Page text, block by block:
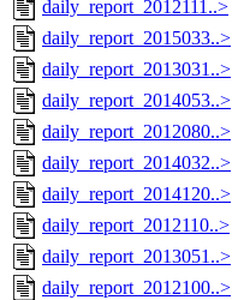
daily_report_2012111..>
daily_report_2015033..>
daily_report_2013031..>
daily_report_2014053..>
daily_report_2012080..>
daily_report_2014032..>
daily_report_2014120..>
daily_report_2012110..>
daily_report_2013051..>
daily_report_2012100..>